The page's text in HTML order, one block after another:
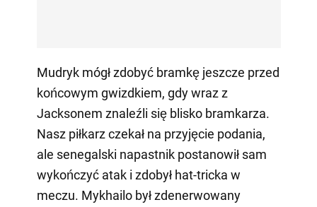
Mudryk mógł zdobyć bramkę jeszcze przed
końcowym gwizdkiem, gdy wraz z
Jacksonem znaleźli się blisko bramkarza.
Nasz piłkarz czekał na przyjęcie podania,
ale senegalski napastnik postanowił sam
wykończyć atak i zdobył hat-tricka w
meczu. Mykhailo był zdenerwowany